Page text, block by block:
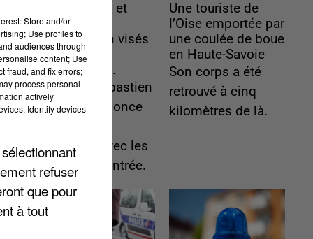
Gabriel Attal et
Raphaël
Glucksmann visés
par des
ingérences...
Sollicité, Sébastien
Lecornu annonce
commun" avec les
partis à la rentrée.
Une touriste de
l’Oise emportée par
une coulée de boue
en Haute-Savoie
Son corps a été
retrouvé à cinq
kilomètres de là.
Store and/or
Use profiles to
audiences through
content; Use
fraud, and fix errors;
process personal
actively
Identify devices
refuser
que pour
à tout